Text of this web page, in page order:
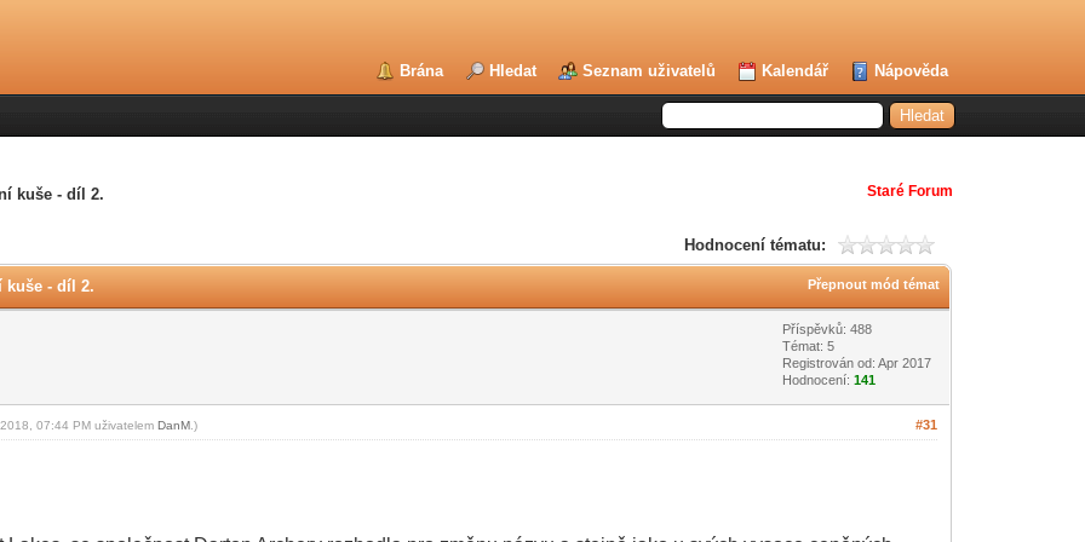
Brána Hledat Seznam uživatelů Kalendář Nápověda
kuše - díl 2. Staré Forum
Hodnocení tématu:
Přepnout mód témat
kuše - díl 2.
Příspěvků: 488
Témat: 5
Registrován od: Apr 2017
Hodnocení:141
#31
07:44 PM uživatelemDanM .)